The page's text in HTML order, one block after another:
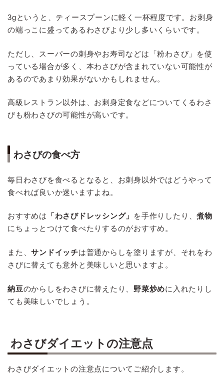
3gというと、ティースプーンに軽く一杯程度です。お刺身
の端っこに盛ってあるわさびより少し多いくらいです。
ただし、スーパーの刺身やお寿司などは「粉わさび」を使
っている場合が多く、本わさびが含まれていない可能性が
あるのであまり効果がないかもしれません。
高級レストラン以外は、お刺身定食などについてくるわさ
びも粉わさびの可能性が高いです。
わさびの食べ方
毎日わさびを食べるとなると、お刺身以外ではどうやって
食べれば良いか迷いますよね。
おすすめは 「わさびドレッシング」 を手作りしたり、煮物
にちょっとつけて食べたりするのがおすすめ。
また、サンドイッチは普通からしを塗りますが、それをわ
さびに替えても意外と美味しいと思いますよ。
納豆のからしをわさびに替えたり、 野菜炒めに入れたりし
ても美味しいでしょう。
わさびダイエットの注意点
わさびダイエットの注意点についてご紹介します。